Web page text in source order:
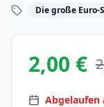
Die große Euro-
2,00 €
Abgelaufen